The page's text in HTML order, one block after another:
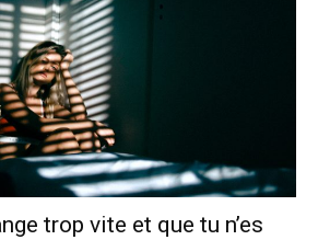
trop vite et que tu n’es